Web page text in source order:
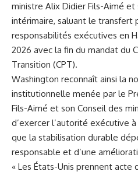
ministre Alix Didier Fils-Aimé
intérimaire, saluant le transfert
responsabilités exécutives en
2026 avec la fin du mandat du
Transition (CPT).
Washington reconnaît ainsi la
institutionnelle menée par le
Fils-Aimé et son Conseil des
d’exercer l’autorité exécutive
que la stabilisation durable
responsable et d’une
« Les États-Unis prennent acte